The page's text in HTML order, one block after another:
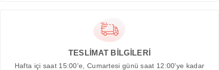
TESLİMAT BİLGİLERİ
Hafta içi saat 15:00'e, Cumartesi günü saat 12:00'ye kadar